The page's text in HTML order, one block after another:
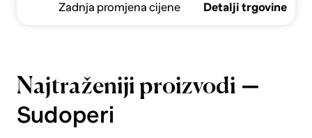
Zadnja promjena cijene Detalji trgovine
Najtraženiji proizvodi —
Sudoperi